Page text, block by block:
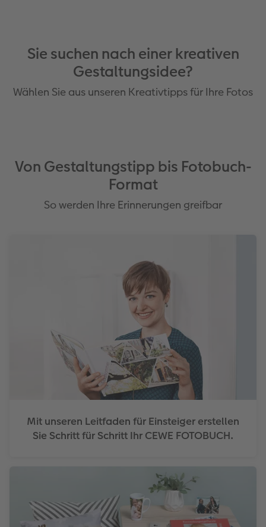
Sie suchen nach einer kreativen
Gestaltungsidee?
Wählen Sie aus unseren Kreativtipps für Ihre Fotos
Von Gestaltungstipp bis Fotobuch-
Format
So werden Ihre Erinnerungen greifbar
Mit unseren Leitfaden für Einsteiger erstellen
Sie Schritt für Schritt Ihr CEWE FOTOBUCH.